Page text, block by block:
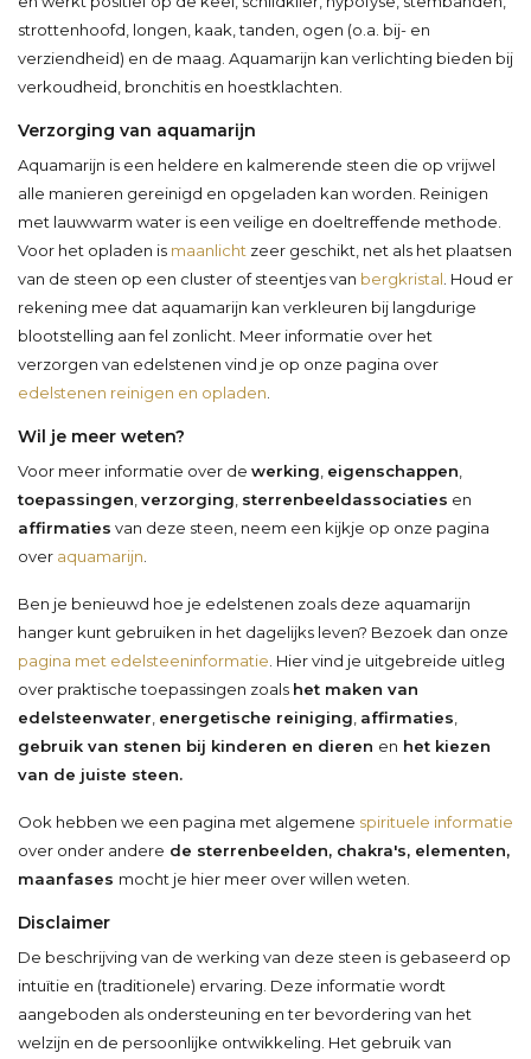
strottenhoofd, longen, kaak, tanden, ogen (o.a. bij- en
verziendheid) en de maag. Aquamarijn kan verlichting bieden bij
verkoudheid, bronchitis en hoestklachten.
Verzorging van aquamarijn
Aquamarijn is een heldere en kalmerende steen die op vrijwel
alle manieren gereinigd en opgeladen kan worden. Reinigen
met lauwwarm water is een veilige en doeltreffende methode.
Voor het opladen is maanlicht zeer geschikt, net als het plaatsen
van de steen op een cluster of steentjes van bergkristal . Houd er
rekening mee dat aquamarijn kan verkleuren bij langdurige
blootstelling aan fel zonlicht. Meer informatie over het
verzorgen van edelstenen vind je op onze pagina over
edelstenen reinigen en opladen
Wil je meer weten?
Voor meer informatie over de werking eigenschappen
toepassingen verzorging sterrenbeeldassociaties en
affirmaties van deze steen, neem een kijkje op onze pagina
over aquamarijn
Ben je benieuwd hoe je edelstenen zoals deze aquamarijn
hanger kunt gebruiken in het dagelijks leven? Bezoek dan onze
pagina met edelsteeninformatie . Hier vind je uitgebreide uitleg
over praktische toepassingen zoals het maken van
edelsteenwater energetische reiniging affirmaties
gebruik van stenen bij kinderen en dieren en het kiezen
van de juiste steen.
Ook hebben we een pagina met algemene spirituele informatie
over onder andere de sterrenbeelden, chakra's, elementen,
maanfases mocht je hier meer over willen weten.
Disclaimer
De beschrijving van de werking van deze steen is gebaseerd op
intuïtie en (traditionele) ervaring. Deze informatie wordt
aangeboden als ondersteuning en ter bevordering van het
welzijn en de persoonlijke ontwikkeling. Het gebruik van